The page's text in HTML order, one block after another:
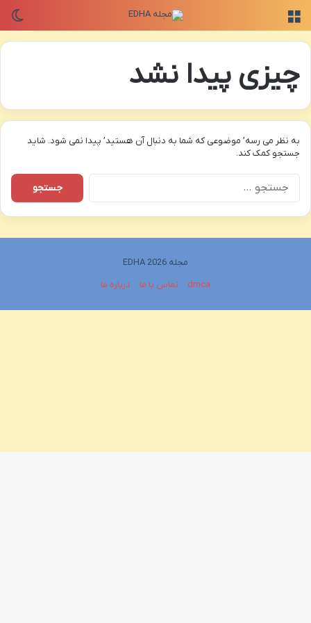
چیزی پیدا نشد
به نظر می رسه’ موضوعی که شما به دنبال آن هستید’ پیدا نمی شود. شاید
جستجو کمک کند.
جستجو
برای:
مجله EDHA 2026
dmca
تماس با ما درباره ما